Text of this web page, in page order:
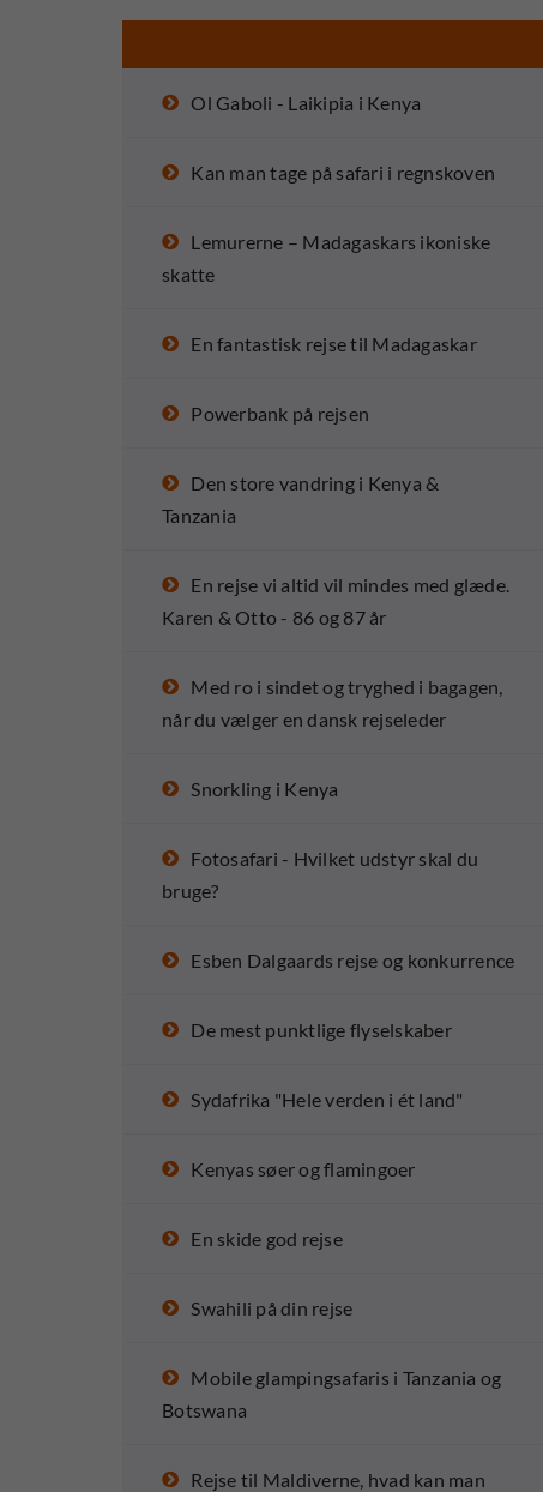
Ol Gaboli - Laikipia i Kenya
Kan man tage på safari i regnskoven
Lemurerne – Madagaskars ikoniske
skatte
En fantastisk rejse til Madagaskar
Powerbank på rejsen
Den store vandring i Kenya &
Tanzania
En rejse vi altid vil mindes med glæde.
Karen & Otto - 86 og 87 år
Med ro i sindet og tryghed i bagagen,
når du vælger en dansk rejseleder
Snorkling i Kenya
Fotosafari - Hvilket udstyr skal du
bruge?
Esben Dalgaards rejse og konkurrence
De mest punktlige flyselskaber
Sydafrika "Hele verden i ét land"
Kenyas søer og flamingoer
En skide god rejse
Swahili på din rejse
Mobile glampingsafaris i Tanzania og
Botswana
Rejse til Maldiverne, hvad kan man